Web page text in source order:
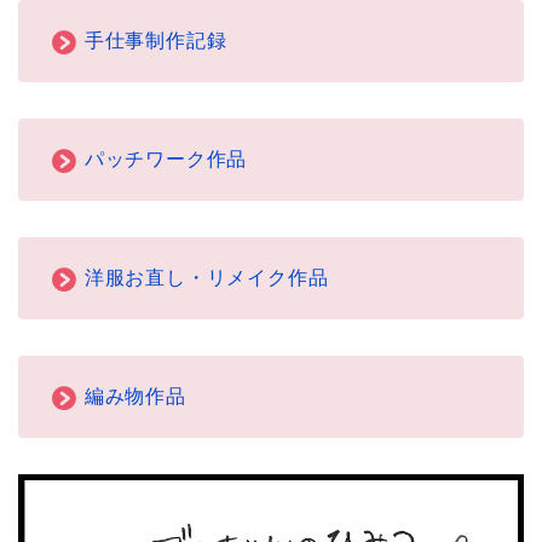
手仕事制作記録
パッチワーク作品
洋服お直し・リメイク作品
編み物作品